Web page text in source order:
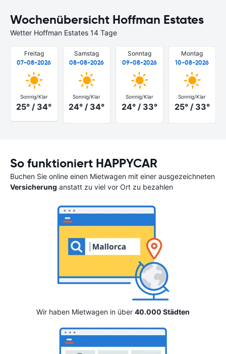
Wochenübersicht Hoffman Estates
Wetter Hoffman Estates 14 Tage
Freitag
07-08-2026
Sonnig/Klar
25° / 34°
Samstag
08-08-2026
Sonnig/Klar
24° / 34°
Sonntag
09-08-2026
Sonnig/Klar
24° / 33°
Montag
10-08-2026
Sonnig/Klar
25° / 33°
So funktioniert HAPPYCAR
Buchen Sie online einen Mietwagen mit einer ausgezeichneten
Versicherung anstatt zu viel vor Ort zu bezahlen
Wir haben Mietwagen in über 40.000 Städten